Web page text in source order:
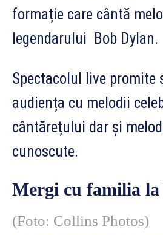
formație care cântă
legendarului Bob Dylan.
Spectacolul live promite
audiența cu melodii
cântărețului dar și
cunoscute.
Mergi cu familia
(Foto: Collins Photos)